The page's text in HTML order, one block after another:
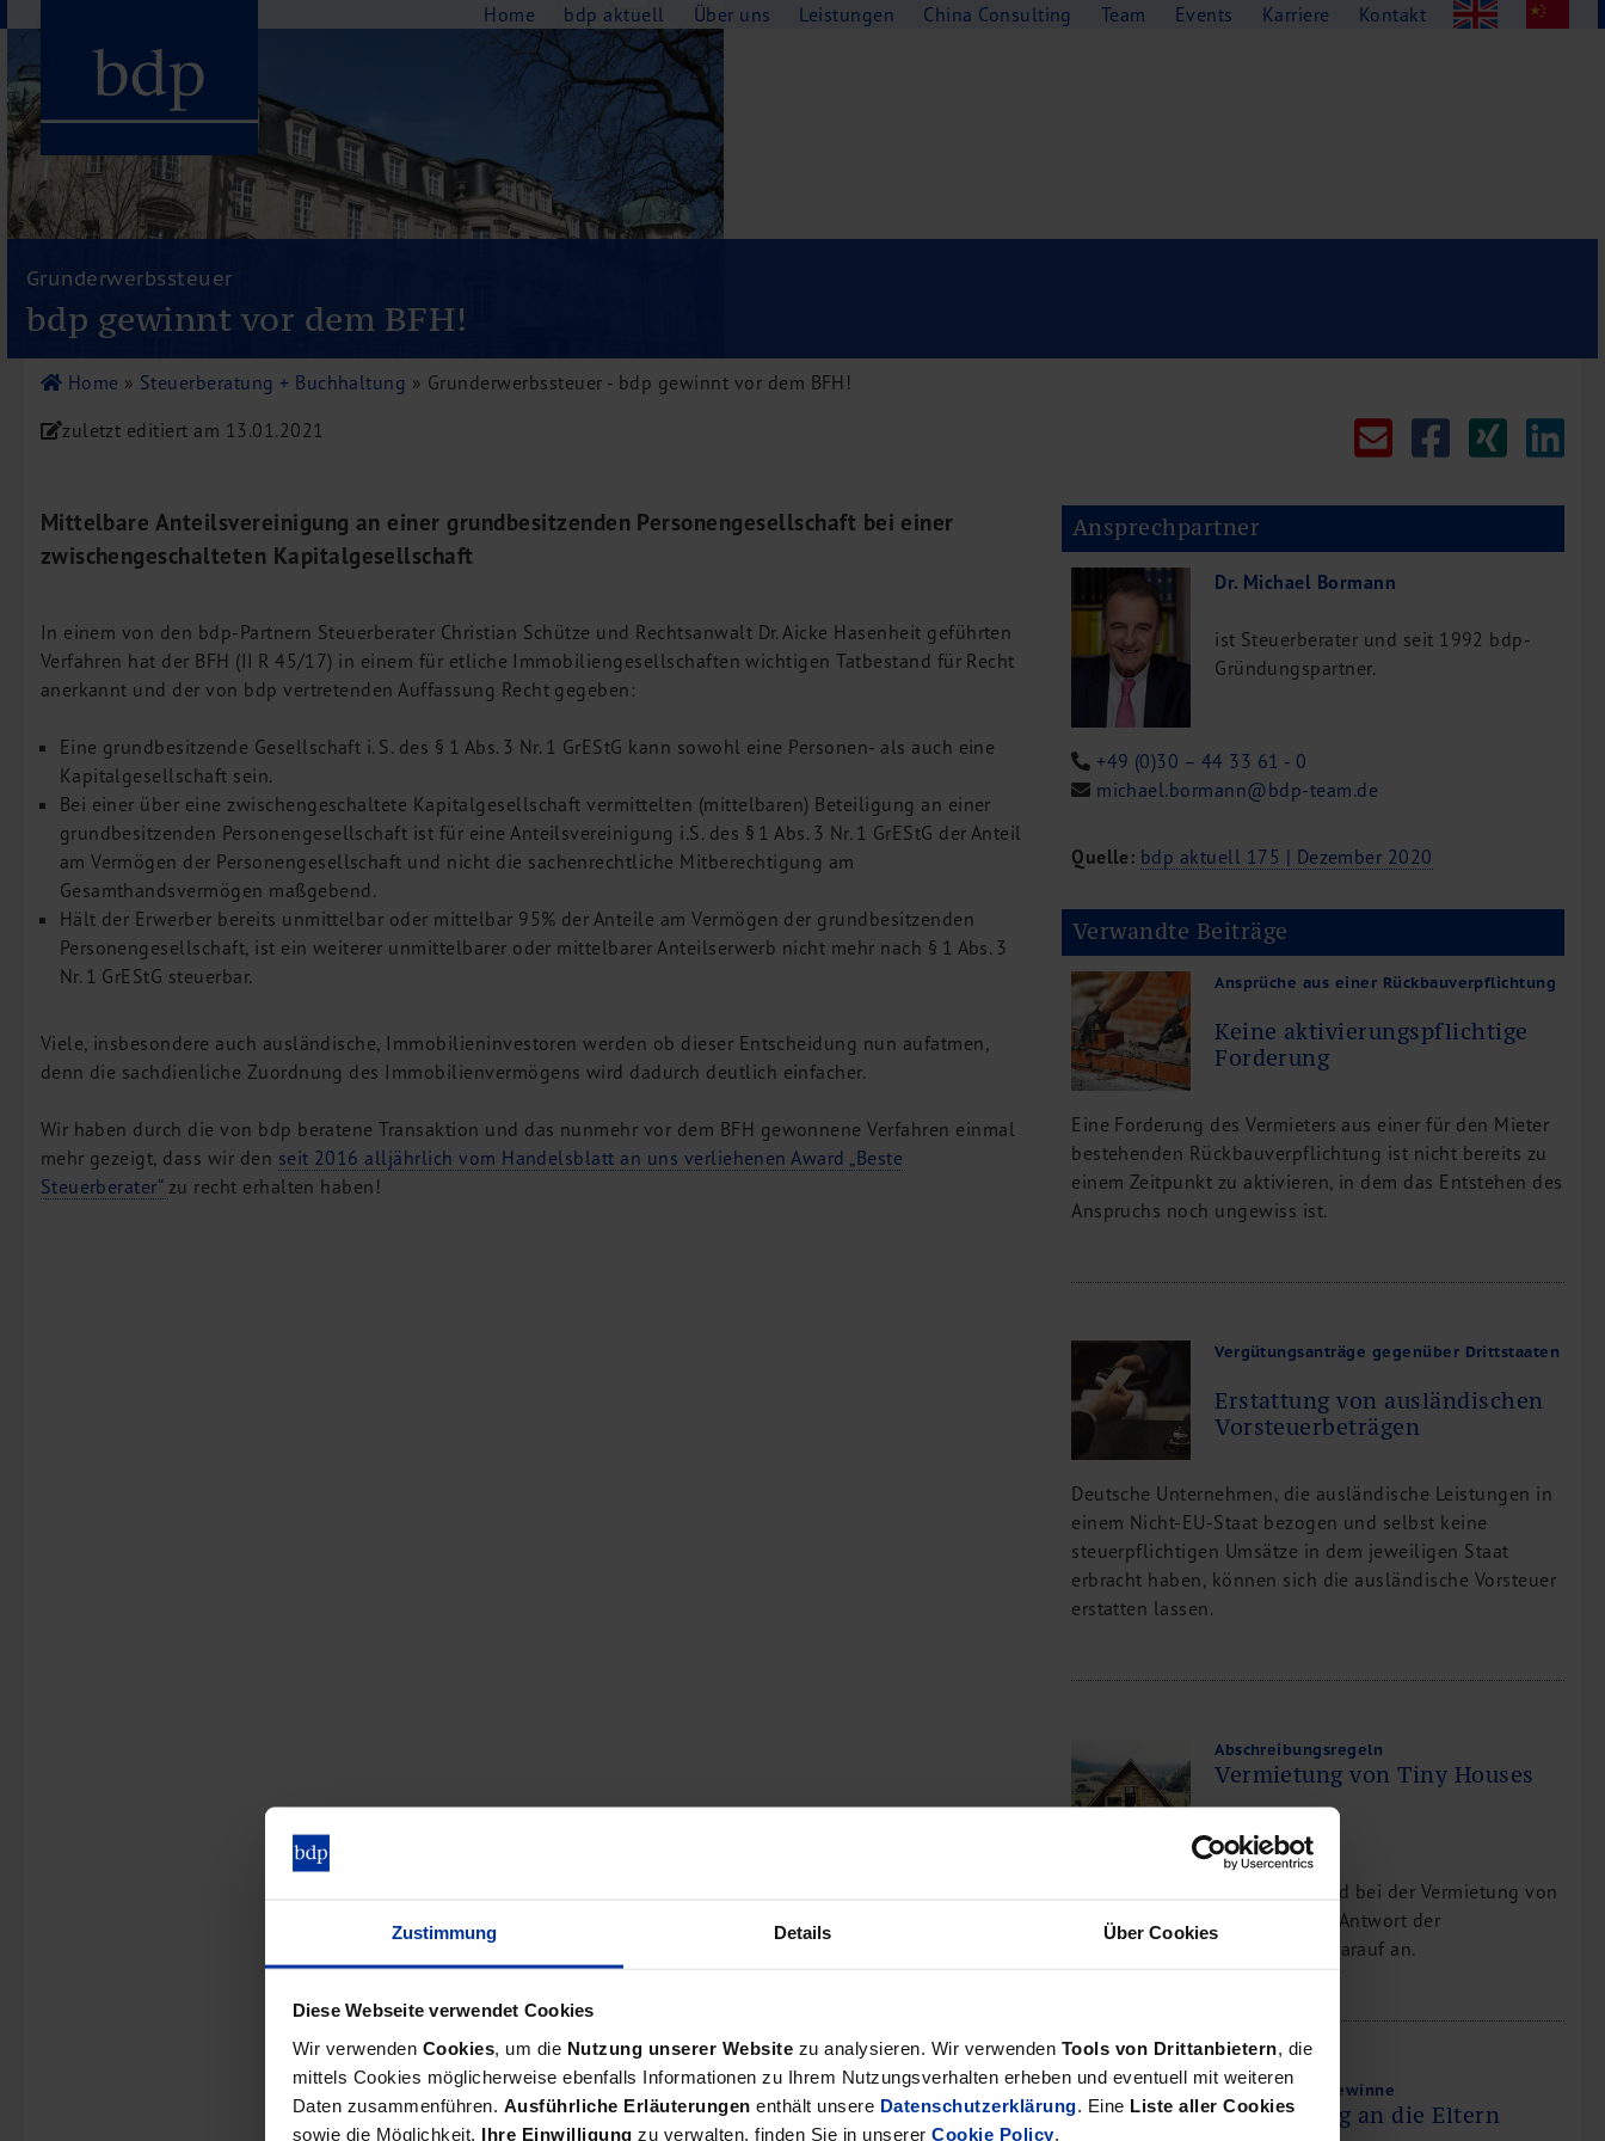
Zustimmung Details Über Cookies
Diese Webseite verwendet Cookies
Wir verwenden Cookies, um die Nutzung unserer Website zu analysieren. Wir verwenden Tools von Drittanbietern, die
mittels Cookies möglicherweise ebenfalls Informationen zu Ihrem Nutzungsverhalten erheben und eventuell mit weiteren
Daten zusammenführen. Ausführliche Erläuterungen enthält unsere Datenschutzerklärung. Eine Liste aller Cookies
sowie die Möglichkeit, Ihre Einwilligung zu verwalten, finden Sie in unserer Cookie Policy.
Hauptmenu
Home
Unternehmenswerte
Publikationen
Videos
Leistungen
Rechtsberatung
Wirtschaftsprüfung
Unternehmensfinanzierung
M&A + Unternehmensnachfolge
Management Consulting
Internationalisierung
China Consulting
Unternehmensgründung
Finanz- und Lohnbuchhaltung
Wirtschaftsprüfung
Rechtsberatung
Unternehmensfinanzierung
Industrielle Dienstleistungen
Inbound Investments
Grunderwerbssteuer
bdp gewinnt vor dem BFH!
Home » Steuerberatung + Buchhaltung » Grunderwerbssteuer - bdp gewinnt vor dem BFH!
zuletzt editiert am 13.01.2021
Ansprechpartner
Dr. Michael Bormann
ist Steuerberater und seit 1992 bdp-
Gründungspartner.
+49 (0)30 – 44 33 61 - 0
michael.bormann@bdp-team.de
Mittelbare Anteilsvereinigung an einer grundbesitzenden Personengesellschaft bei einer
zwischengeschalteten Kapitalgesellschaft
In einem von den bdp-Partnern Steuerberater Christian Schütze und Rechtsanwalt Dr. Aicke Hasenheit geführten
Verfahren hat der BFH (II R 45/17) in einem für etliche Immobiliengesellschaften wichtigen Tatbestand für Recht
anerkannt und der von bdp vertretenden Auffassung Recht gegeben:
Eine grundbesitzende Gesellschaft i. S. des § 1 Abs. 3 Nr. 1 GrEStG kann sowohl eine Personen- als auch eine
Kapitalgesellschaft sein.
Bei einer über eine zwischengeschaltete Kapitalgesellschaft vermittelten (mittelbaren) Beteiligung an einer
grundbesitzenden Personengesellschaft ist für eine Anteilsvereinigung i.S. des § 1 Abs. 3 Nr. 1 GrEStG der Anteil
am Vermögen der Personengesellschaft und nicht die sachenrechtliche Mitberechtigung am
Gesamthandsvermögen maßgebend.
Hält der Erwerber bereits unmittelbar oder mittelbar 95% der Anteile am Vermögen der grundbesitzenden
Personengesellschaft, ist ein weiterer unmittelbarer oder mittelbarer Anteilserwerb nicht mehr nach § 1 Abs. 3
Nr. 1 GrEStG steuerbar.
Viele, insbesondere auch ausländische, Immobilieninvestoren werden ob dieser Entscheidung nun aufatmen,
denn die sachdienliche Zuordnung des Immobilienvermögens wird dadurch deutlich einfacher.
Wir haben durch die von bdp beratene Transaktion und das nunmehr vor dem BFH gewonnene Verfahren einmal
mehr gezeigt, dass wir den seit 2016 alljährlich vom Handelsblatt an uns verliehenen Award „Beste
Steuerberater“ zu recht erhalten haben!
Quelle: bdp aktuell 175 | Dezember 2020
Verwandte Beiträge
Ansprüche aus einer Rückbauverpflichtung
Keine aktivierungspflichtige
Forderung
Eine Forderung des Vermieters aus einer für den Mieter
bestehenden Rückbauverpflichtung ist nicht bereits zu
einem Zeitpunkt zu aktivieren, in dem das Entstehen des
Anspruchs noch ungewiss ist.
Vergütungsanträge gegenüber Drittstaaten
Erstattung von ausländischen
Vorsteuerbeträgen
Deutsche Unternehmen, die ausländische Leistungen in
einem Nicht-EU-Staat bezogen und selbst keine
steuerpflichtigen Umsätze in dem jeweiligen Staat
erbracht haben, können sich die ausländische Vorsteuer
erstatten lassen.
Abschreibungsregeln
Vermietung von Tiny Houses
Welcher Abschreibungssatz wird bei der Vermietung von
Tiny Houses zugrunde gelegt? Antwort der
Finanzverwaltung: Es kommt darauf an.
Veräußerungsgewinne
Überlassung an die Eltern
Home bdp aktuell Über uns Leistungen China Consulting Team Events Karriere Kontakt